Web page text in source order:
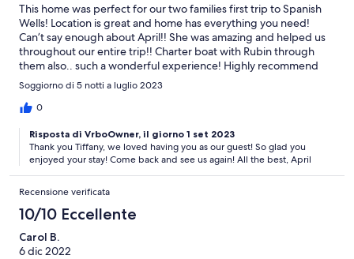
This home was perfect for our two families first trip to Spanish
Wells! Location is great and home has everything you need!
Can’t say enough about April!! She was amazing and helped us
throughout our entire trip!! Charter boat with Rubin through
them also.. such a wonderful experience! Highly recommend
and we are already planning our next trip!
Soggiorno di 5 notti a luglio 2023
0
Risposta di VrboOwner, il giorno 1 set 2023
Thank you Tiffany, we loved having you as our guest! So glad you
enjoyed your stay! Come back and see us again! All the best, April
Recensione verificata
10/10 Eccellente
Carol B.
6 dic 2022